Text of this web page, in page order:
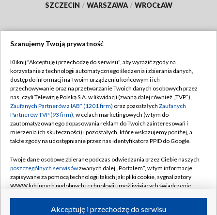
SZCZECIN / WARSZAWA / WROCŁAW
TVP
Abonament TVP
Emisja w TVP
Centrum informacji TVP
Naziemna Telewizja Cyfrowa
Rada Programowa
System NOS
Informacje o nadawcy
Regulamin TVP
Polityka prywatności
Moje zgody
Pomoc
Kontakt
Kanały
Szanujemy Twoją prywatność
Kliknij "Akceptuję i przechodzę do serwisu", aby wyrazić zgody na
korzystanie z technologii automatycznego śledzenia i zbierania danych,
dostęp do informacji na Twoim urządzeniu końcowym i ich
przechowywanie oraz na przetwarzanie Twoich danych osobowych przez
nas, czyli Telewizję Polską S.A. w likwidacji (zwaną dalej również „TVP”),
Zaufanych Partnerów z IAB* (1201 firm) oraz pozostałych Zaufanych
Partnerów TVP (93 firm), w celach marketingowych (w tym do
zautomatyzowanego dopasowania reklam do Twoich zainteresowań i
mierzenia ich skuteczności) i pozostałych, które wskazujemy poniżej, a
także zgody na udostępnianie przez nas identyfikatora PPID do Google.
Twoje dane osobowe zbierane podczas odwiedzania przez Ciebie naszych
poszczególnych serwisówzwanych dalej „Portalem”, w tym informacje
zapisywane za pomocą technologii takich jak: pliki cookie, sygnalizatory
WWW lub innych podobnych technologii umożliwiających świadczenie
ruchu w Internecie.Akceptuję i przechodzę do serwisu